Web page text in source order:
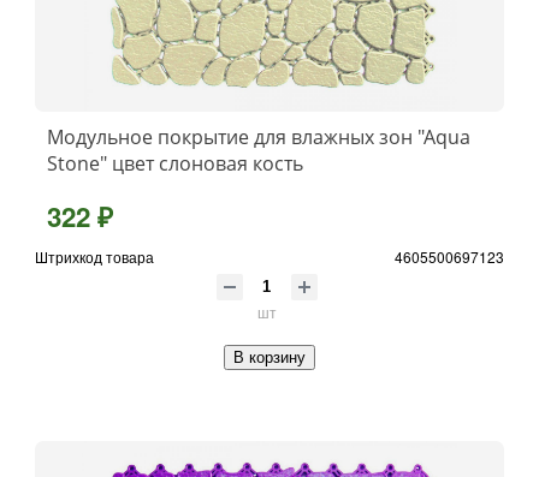
Модульное покрытие для влажных зон "Aqua
Stone" цвет слоновая кость
322 ₽
Штрихкод товара 4605500697123
шт
В корзину